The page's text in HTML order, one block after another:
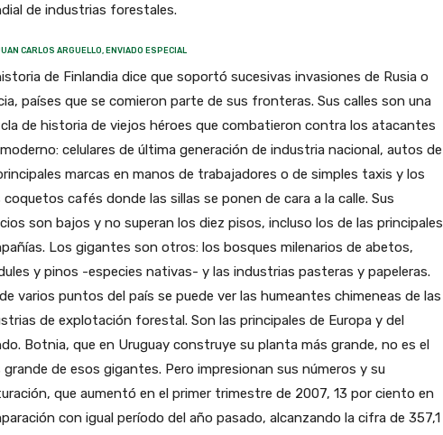
de industrias forestales.
CARLOS ARGUELLO, ENVIADO ESPECIAL
de Finlandia dice que soportó sucesivas invasiones de Rusia o
países que se comieron parte de sus fronteras. Sus calles son una
de historia de viejos héroes que combatieron contra los atacantes
celulares de última generación de industria nacional, autos de
marcas en manos de trabajadores o de simples taxis y los
coquetos cafés donde las sillas se ponen de cara a la calle. Sus
son bajos y no superan los diez pisos, incluso los de las principales
Los gigantes son otros: los bosques milenarios de abetos,
y pinos -especies nativas- y las industrias pasteras y papeleras.
varios puntos del país se puede ver las humeantes chimeneas de las
de explotación forestal. Son las principales de Europa y del
Botnia, que en Uruguay construye su planta más grande, no es el
grande de esos gigantes. Pero impresionan sus números y su
que aumentó en el primer trimestre de 2007, 13 por ciento en
con igual período del año pasado, alcanzando la cifra de 357,1